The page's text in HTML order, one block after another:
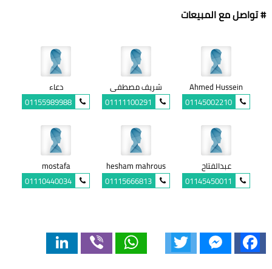
# تواصل مع المبيعات
Ahmed Hussein
01145002210
شريف مصطفى
01111100291
دعاء
01155989988
عبدالفتاح
01145450011
hesham mahrous
01115666813
mostafa
01110440034
Facebook
Messenger
WhatsApp